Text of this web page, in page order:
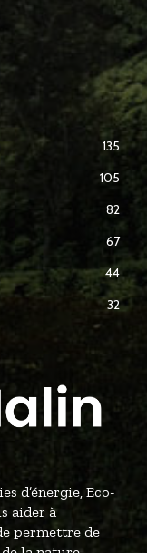
135
105
82
67
44
32
d’énergie, Eco-
aider à
permettre de